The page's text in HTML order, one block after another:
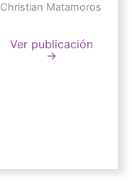
Christian Matamoros
Ver publicación
→